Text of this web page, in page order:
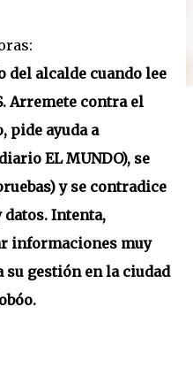
del alcalde cuando lee
Arremete contra el
pide ayuda a
EL MUNDO), se
y se contradice
datos. Intenta,
informaciones muy
su gestión en la ciudad